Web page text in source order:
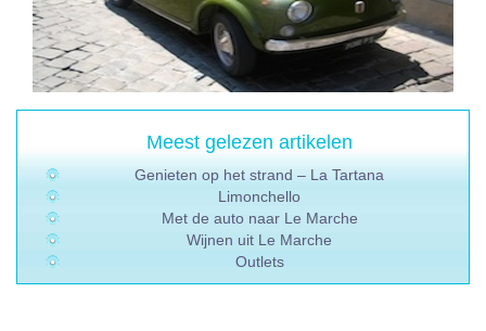
Meest gelezen artikelen
Genieten op het strand – La Tartana
Limonchello
Met de auto naar Le Marche
Wijnen uit Le Marche
Outlets